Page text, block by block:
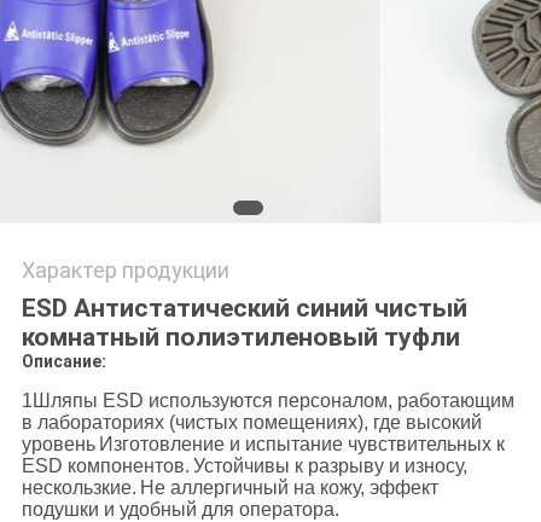
Характер продукции
ESD Антистатический синий чистый
комнатный полиэтиленовый туфли
Описание:
1Шляпы ESD используются персоналом, работающим
в лабораториях (чистых помещениях), где высокий
уровень Изготовление и испытание чувствительных к
ESD компонентов. Устойчивы к разрыву и износу,
нескользкие. Не аллергичный на кожу, эффект
подушки и удобный для оператора.